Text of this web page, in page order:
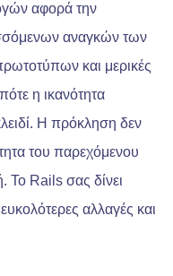
αφορά την
αναγκών των
και μερικές
η ικανότητα
Η πρόκληση δεν
του παρεχόμενου
Το Rails σας δίνει
αλλαγές και